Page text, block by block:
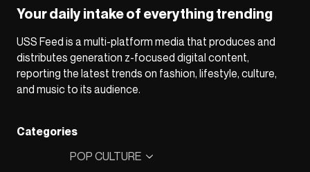
Your daily intake of everything trending
USS Feed is a multi-platform media that produces and
distributes generation z-focused digital content,
reporting the latest trends on fashion, lifestyle, culture,
and music to its audience.
Categories
POP CULTURE